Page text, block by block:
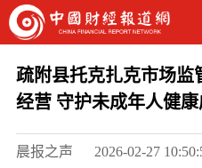
疏附县托克扎克市场
经营 守护未成年人健
晨报之声 2026-02-27